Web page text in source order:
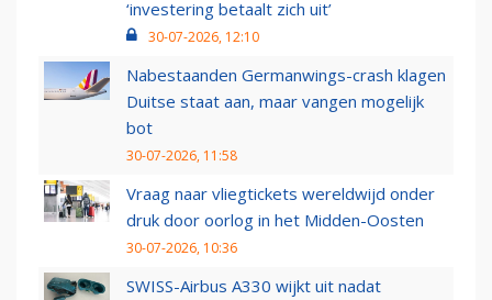
‘investering betaalt zich uit’
30-07-2026, 12:10
Nabestaanden Germanwings-crash klagen
Duitse staat aan, maar vangen mogelijk
bot
30-07-2026, 11:58
Vraag naar vliegtickets wereldwijd onder
druk door oorlog in het Midden-Oosten
30-07-2026, 10:36
SWISS-Airbus A330 wijkt uit nadat